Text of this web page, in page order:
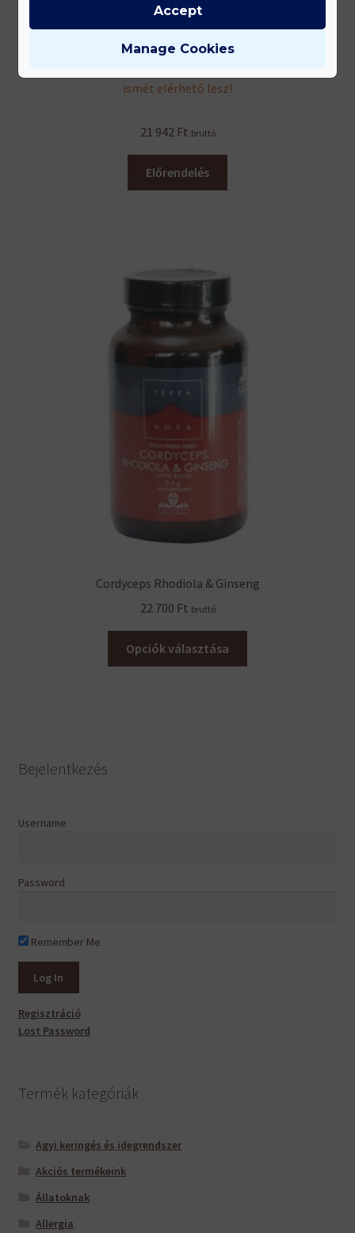
Krill Oil
ismét elérhető lesz!
21 942 Ft bruttó
Előrendelés
Cordyceps Rhodiola & Ginseng
22 700 Ft bruttó
Opciók választása
Bejelentkezés
Username
Password
Remember Me
Regisztráció
Lost Password
Termék kategóriák
Agyi keringés és idegrendszer
Akciós termékeink
Állatoknak
Allergia
Manage Cookies
Accept